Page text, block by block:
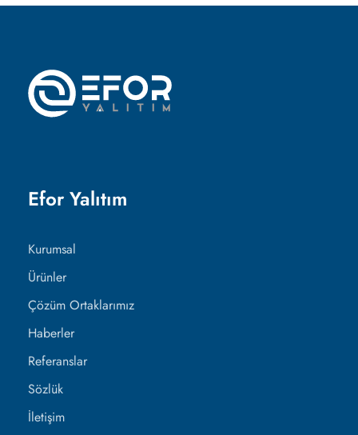
Efor Yalıtım
Kurumsal
Ürünler
Çözüm Ortaklarımız
Haberler
Referanslar
Sözlük
İletişim